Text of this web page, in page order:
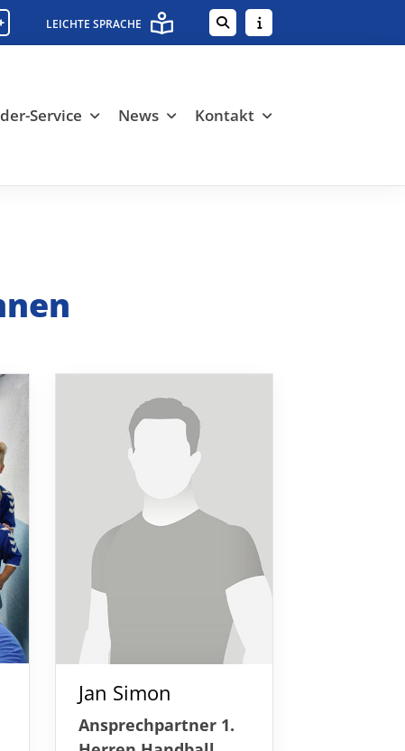
LEICHTE SPRACHE
Service News Kontakt
Jan Simon
Ansprechpartner 1.
Service
zur Mitgliedschaft
Fragen & Antworten